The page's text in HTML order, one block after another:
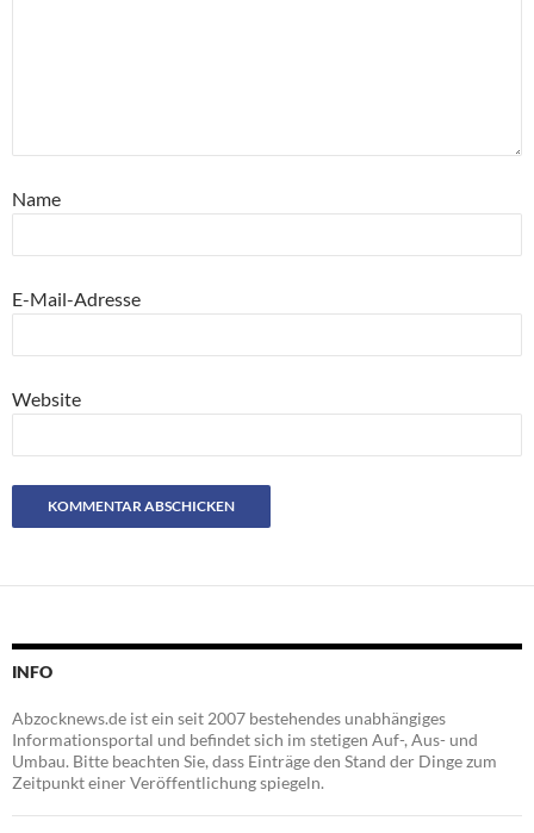
Name
E-Mail-Adresse
Website
INFO
Abzocknews.de ist ein seit 2007 bestehendes unabhängiges
Informationsportal und befindet sich im stetigen Auf-, Aus- und
Umbau. Bitte beachten Sie, dass Einträge den Stand der Dinge zum
Zeitpunkt einer Veröffentlichung spiegeln.